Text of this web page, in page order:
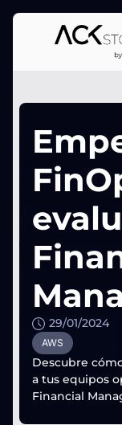
29/01/2024
AWS
Descubre
a tus equipos
Financial